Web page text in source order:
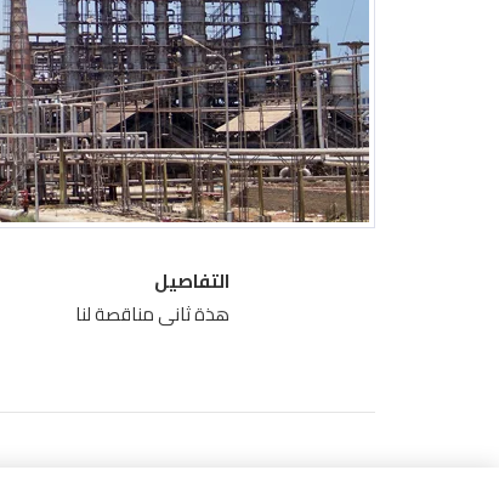
التفاصيل
هذة ثانى مناقصة لنا